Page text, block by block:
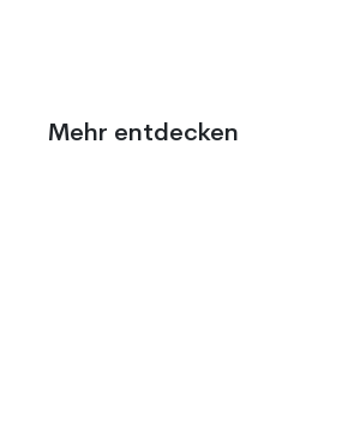
Mehr entdecken